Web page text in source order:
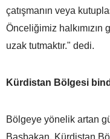
çatışmanın veya
Önceliğimiz
uzak tutmaktır." dedi.
Kürdistan Bölgesi
Bölgeye yönelik artan
Başbakan, Kürdistan